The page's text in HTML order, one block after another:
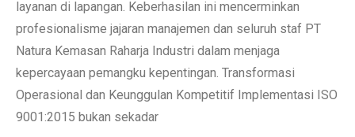
layanan di lapangan. Keberhasilan ini mencerminkan
profesionalisme jajaran manajemen dan seluruh staf PT
Natura Kemasan Raharja Industri dalam menjaga
kepercayaan pemangku kepentingan. Transformasi
Operasional dan Keunggulan Kompetitif Implementasi ISO
9001:2015 bukan sekadar